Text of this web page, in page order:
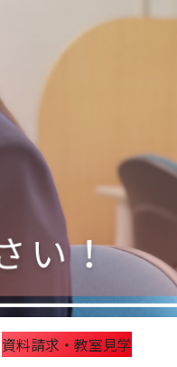
資料請求・教室見学